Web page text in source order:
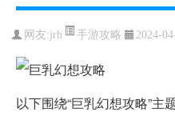
网友:jrh 手游攻略 2024-
以下围绕“巨乳幻想攻略”主